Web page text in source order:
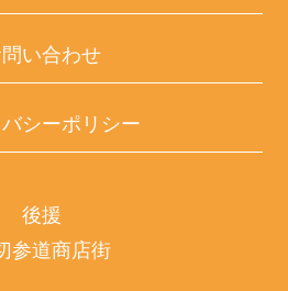
い合わせ
シーポリシー
後援
参道商店街